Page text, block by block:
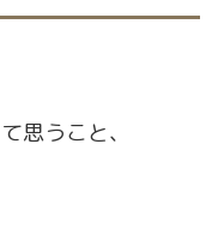
思うこと、